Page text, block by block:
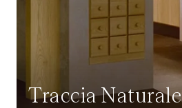
Traccia Naturale